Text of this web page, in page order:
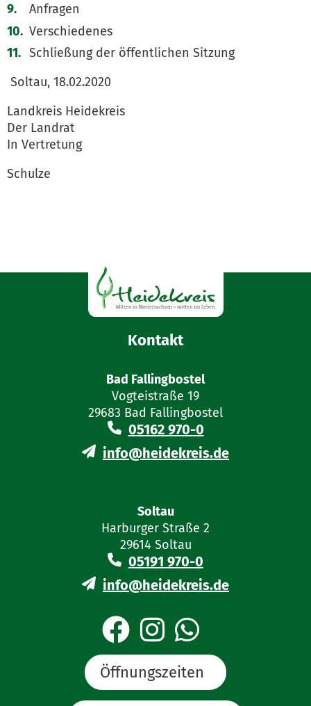
Anfragen
Verschiedenes
Schließung der öffentlichen Sitzung
Soltau, 18.02.2020
Landkreis Heidekreis
Der Landrat
In Vertretung
Schulze
Kontakt
Bad Fallingbostel
Vogteistraße 19
29683 Bad Fallingbostel
05162 970-0
info@heidekreis.de
Soltau
Harburger Straße 2
29614 Soltau
05191 970-0
info@heidekreis.de
Öffnungszeiten